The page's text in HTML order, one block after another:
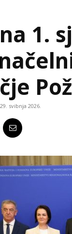
1.
29. svibnja 2026.